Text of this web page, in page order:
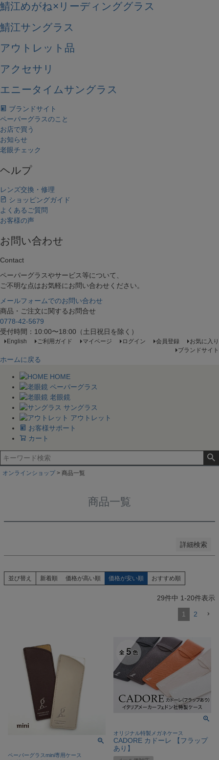
鯖江めがね×リーディンググラス
鯖江サングラス
アウトレット品
アクセサリ
エニータイムサングラス
ブランドサイト
ペーパーグラスのこと
お店で買う
お知らせ
老眼チェック
ヘルプ
レンズ交換・修理
ショッピングガイド
よくあるご質問
お客様の声
お問い合わせ
Contact
ペーパーグラスやサービス等について、
ご不明な点はお気軽にお問い合わせください。
メールフォームでのお問い合わせ
商品・ご注文に関するお問合せ
0778-42-5679
受付時間：10:00〜18:00（土日祝日を除く）
English ご利用ガイド マイページ ログイン 会員登録
お気に入り
ブランドサイト
ホームに戻る
HOME
ペーパーグラス
老眼鏡
サングラス
アウトレット
お客様サポート
カート
オンラインショップ 商品一覧
商品一覧
詳細検索
キーワードで探す
複数キーワードで検索したい場合は、単語の間にスペ
ース(空白文字)を入れて検索できます。
例）オーバルのグレーだけ絞り込みたい場合「オーバ
ル グレー」と入力
スクエア
アンダーリム
ウェリントン
ボスリントン
ラウンド
ティアドロップ
カラーから探す
レッド
ピンク
イエロー
グリーン
パープル
ブルー
グレー
シルバー
ゴールド
検索する
並び替え 新着順 価格が高い順 価格が安い順 おすすめ順
29件中 1-20件表示
1 2
ペーパーグラスmini専用ケース
オリジナル特製メガネケース
CADORE カドーレ 【フラップ
あり】